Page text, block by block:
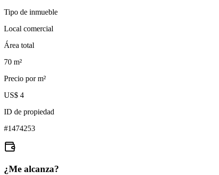
Tipo de inmueble
Local comercial
Área total
70 m²
Precio por m²
US$ 4
ID de propiedad
#1474253
¿Me alcanza?